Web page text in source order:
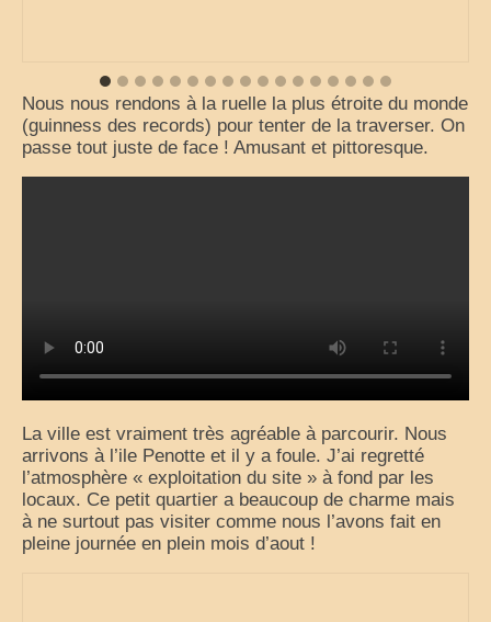
Nous nous rendons à la ruelle la plus étroite du monde
(guinness des records) pour tenter de la traverser. On
passe tout juste de face ! Amusant et pittoresque.
La ville est vraiment très agréable à parcourir. Nous
arrivons à l’ile Penotte et il y a foule. J’ai regretté
l’atmosphère « exploitation du site » à fond par les
locaux. Ce petit quartier a beaucoup de charme mais
à ne surtout pas visiter comme nous l’avons fait en
pleine journée en plein mois d’aout !